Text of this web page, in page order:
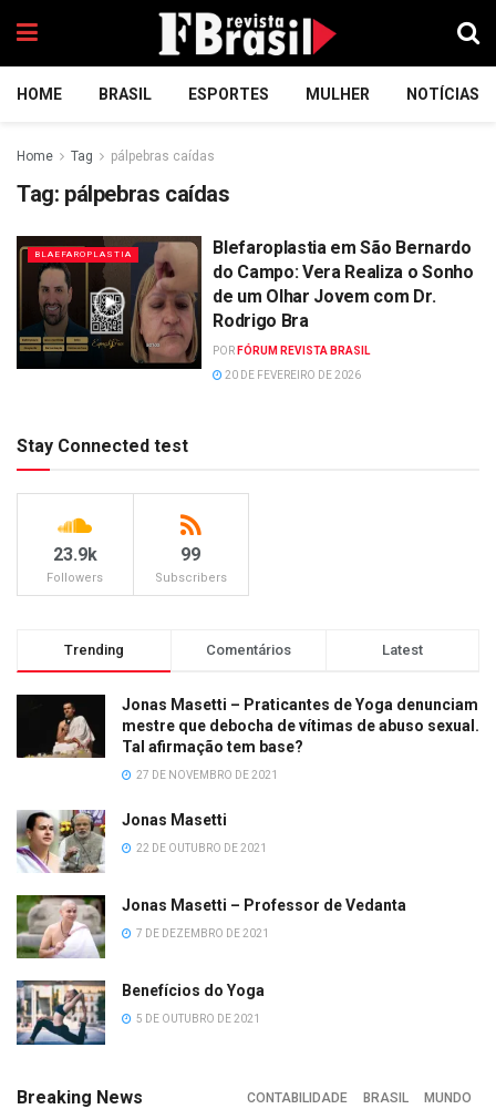
HOME BRASIL ESPORTES MULHER NOTÍCIAS
Home Tag pálpebras caídas
Tag: pálpebras caídas
BLAEFAROPLASTIA
Blefaroplastia em São Bernardo
do Campo: Vera Realiza o Sonho
de um Olhar Jovem com Dr.
Rodrigo Bra
POR FÓRUM REVISTA BRASIL
20 DE FEVEREIRO DE 2026
Stay Connected test
23.9k
Followers
99
Subscribers
Trending Comentários Latest
Jonas Masetti – Praticantes de Yoga denunciam
mestre que debocha de vítimas de abuso sexual.
Tal afirmação tem base?
27 DE NOVEMBRO DE 2021
Jonas Masetti
22 DE OUTUBRO DE 2021
Jonas Masetti – Professor de Vedanta
7 DE DEZEMBRO DE 2021
Benefícios do Yoga
5 DE OUTUBRO DE 2021
Breaking News CONTABILIDADE BRASIL MUNDO